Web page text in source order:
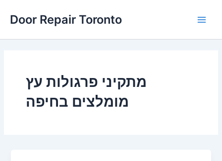
Door Repair Toronto
מתקיני פרגולות עץ
מומלצים בחיפה